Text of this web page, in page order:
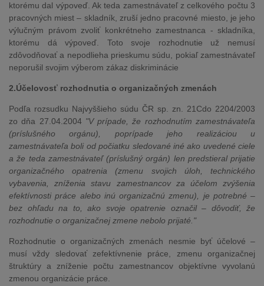
ktorému dal výpoveď. Ak teda zamestnávateľ z celkového počtu 3
pracovných miest – skladník, zruší jedno pracovné miesto, je jeho
výlučným právom zvoliť konkrétneho zamestnanca - skladníka,
ktorému dá výpoveď. Toto svoje rozhodnutie už nemusí
zdôvodňovať a nepodlieha prieskumu súdu, pokiaľ zamestnávateľ
neporušil svojim výberom zákaz diskriminácie
2.Účelovosť rozhodnutia o organizačných zmenách
Podľa rozsudku Najvyššieho súdu ČR sp. zn. 21Cdo 2204/2003
zo dňa 27.04.2004 "V prípade, že rozhodnutím zamestnávateľa
(príslušného orgánu), poprípade jeho realizáciou u
zamestnávateľa boli od počiatku sledované iné ako uvedené ciele
a že teda zamestnávateľ (príslušný orgán) len predstieral prijatie
organizačného opatrenia (zmenu svojich úloh, technického
vybavenia, zníženia stavu zamestnancov za účelom zvýšenia
efektívnosti práce alebo inú organizačnú zmenu), je potrebné –
bez ohľadu na to, ako svoje opatrenie označil – dôvodiť, že
rozhodnutie o organizačnej zmene nebolo prijaté."
Rozhodnutie o organizačných zmenách nesmie byť účelové –
musí vždy sledovať zefektívnenie práce, zmenu organizačnej
štruktúry a zníženie počtu zamestnancov objektívne vyvolanú
zmenou organizácie práce.